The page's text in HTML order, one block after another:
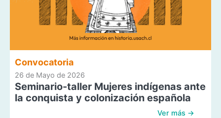
Convocatoria
26 de Mayo de 2026
Seminario-taller Mujeres indígenas ante
la conquista y colonización española
Ver más →